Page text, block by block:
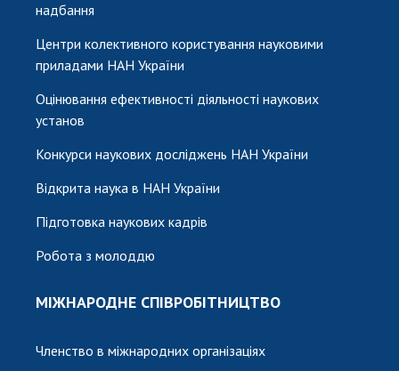
надбання
Центри колективного користування науковими
приладами НАН України
Оцінювання ефективності діяльності наукових
установ
Конкурси наукових досліджень НАН України
Відкрита наука в НАН України
Підготовка наукових кадрів
Робота з молоддю
МІЖНАРОДНЕ СПІВРОБІТНИЦТВО
Членство в міжнародних організаціях